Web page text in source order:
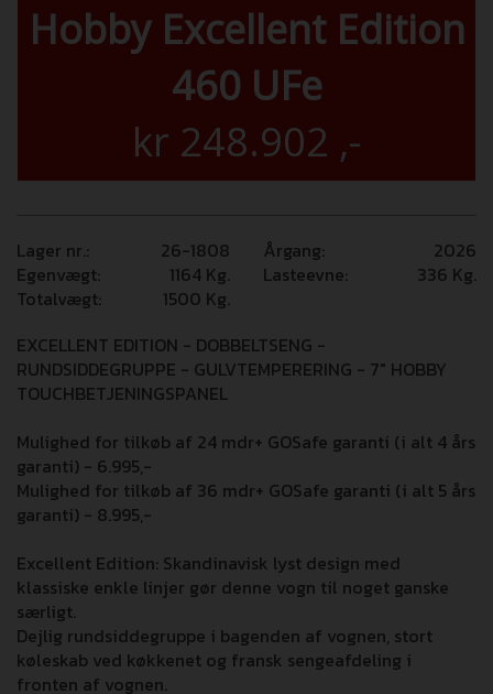
Hobby Excellent Edition
460 UFe
kr 248.902 ,-
Lager nr.: 26-1808 Årgang:
2026
Egenvægt:
1164 Kg. Lasteevne: 336 Kg.
Totalvægt:
1500 Kg.
EXCELLENT EDITION - DOBBELTSENG -
RUNDSIDDEGRUPPE - GULVTEMPERERING - 7" HOBBY
TOUCHBETJENINGSPANEL
Mulighed for tilkøb af 24 mdr+ GOSafe garanti (i alt 4 års
garanti) - 6.995,-
Mulighed for tilkøb af 36 mdr+ GOSafe garanti (i alt 5 års
garanti) - 8.995,-
Excellent Edition: Skandinavisk lyst design med
klassiske enkle linjer gør denne vogn til noget ganske
særligt.
Dejlig rundsiddegruppe i bagenden af vognen, stort
køleskab ved køkkenet og fransk sengeafdeling i
fronten af vognen.